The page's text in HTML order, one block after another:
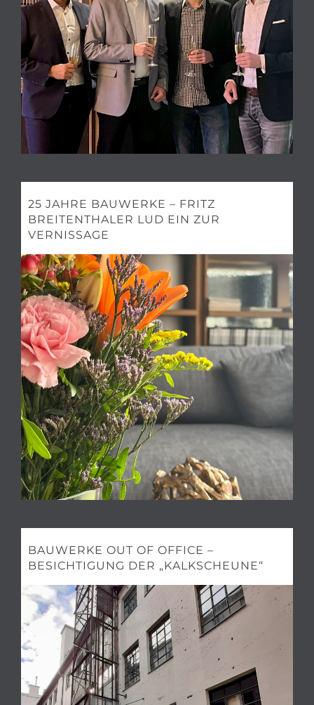
25 JAHRE BAUWERKE – FRITZ
BREITENTHALER LUD EIN ZUR
VERNISSAGE
BAUWERKE OUT OF OFFICE –
BESICHTIGUNG DER „KALKSCHEUNE“